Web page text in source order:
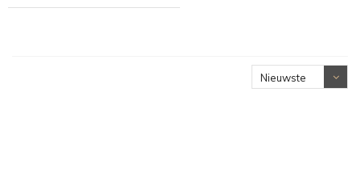
Nieuwste